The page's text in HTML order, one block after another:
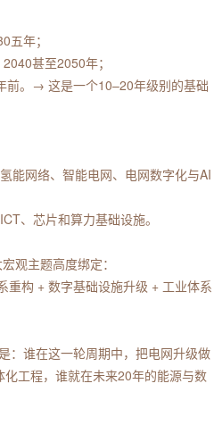
五年；
甚至2050年；
前。→ 这是一个10–20年级别的基础
能网络、智能电网、电网数字化与AI
、芯片和算力基础设施。
观主题高度绑定：
重构 + 数字基础设施升级 + 工业体系
：谁在这一轮周期中，把电网升级做
化工程，谁就在未来20年的能源与数